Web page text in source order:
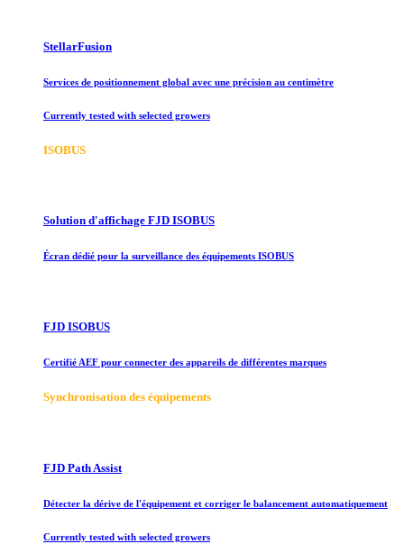
StellarFusion
Services de positionnement global avec une précision au centimètre
Currently tested with selected growers
ISOBUS
Solution d'affichage FJD ISOBUS
Écran dédié pour la surveillance des équipements ISOBUS
FJD ISOBUS
Certifié AEF pour connecter des appareils de différentes marques
Synchronisation des équipements
FJD Path Assist
Détecter la dérive de l'équipement et corriger le balancement automatiquement
Currently tested with selected growers